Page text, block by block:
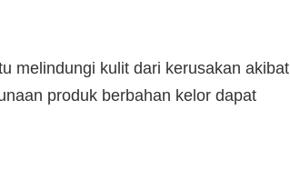
melindungi kulit dari kerusakan akibat
produk berbahan kelor dapat